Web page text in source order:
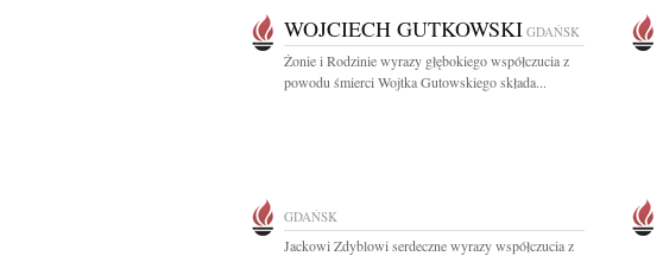
WOJCIECH GUTKOWSKI GDAŃSK
Żonie i Rodzinie wyrazy głębokiego współczucia z
powodu śmierci Wojtka Gutowskiego składa...
GDAŃSK
Jackowi Zdyblowi serdeczne wyrazy współczucia z